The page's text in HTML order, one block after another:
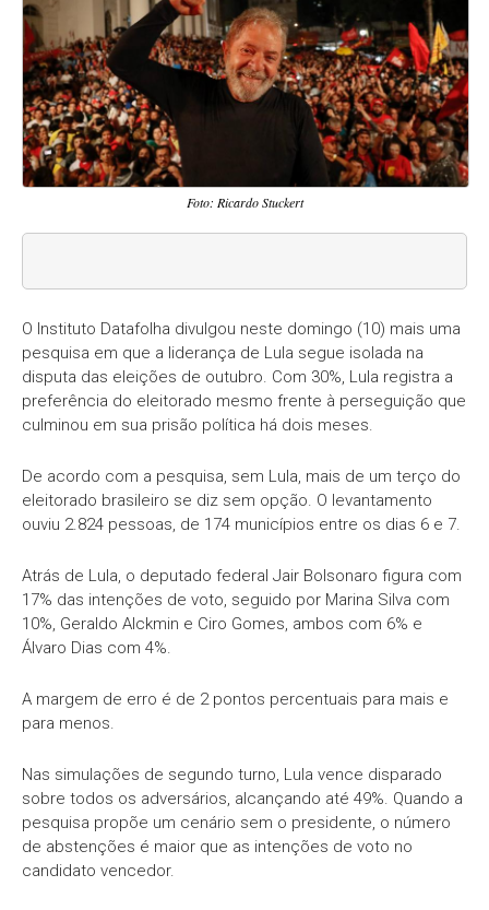
Foto: Ricardo Stuckert
O Instituto Datafolha divulgou neste domingo (10) mais uma
pesquisa em que a liderança de Lula segue isolada na
disputa das eleições de outubro. Com 30%, Lula registra a
preferência do eleitorado mesmo frente à perseguição que
culminou em sua prisão política há dois meses.
De acordo com a pesquisa, sem Lula, mais de um terço do
eleitorado brasileiro se diz sem opção. O levantamento
ouviu 2.824 pessoas, de 174 municípios entre os dias 6 e 7.
Atrás de Lula, o deputado federal Jair Bolsonaro figura com
17% das intenções de voto, seguido por Marina Silva com
10%, Geraldo Alckmin e Ciro Gomes, ambos com 6% e
Álvaro Dias com 4%.
A margem de erro é de 2 pontos percentuais para mais e
para menos.
Nas simulações de segundo turno, Lula vence disparado
sobre todos os adversários, alcançando até 49%. Quando a
pesquisa propõe um cenário sem o presidente, o número
de abstenções é maior que as intenções de voto no
candidato vencedor.